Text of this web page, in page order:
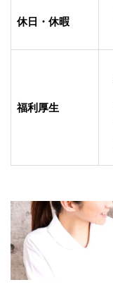
休日・休暇
福利厚生